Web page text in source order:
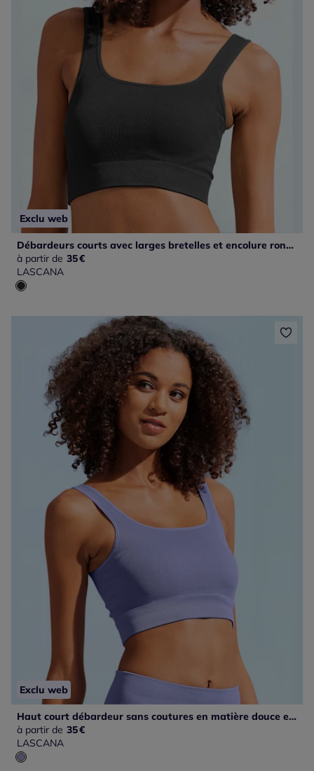
Exclu web
Débardeurs courts avec larges bretelles et encolure ronde
à partir de 35€
LASCANA
Exclu web
Haut court débardeur sans coutures en matière douce extensible
à partir de 35€
LASCANA